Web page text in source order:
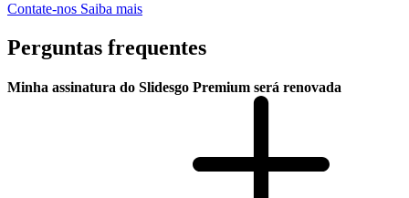
Contate-nos Saiba mais
Perguntas frequentes
Minha assinatura do Slidesgo Premium será renovada